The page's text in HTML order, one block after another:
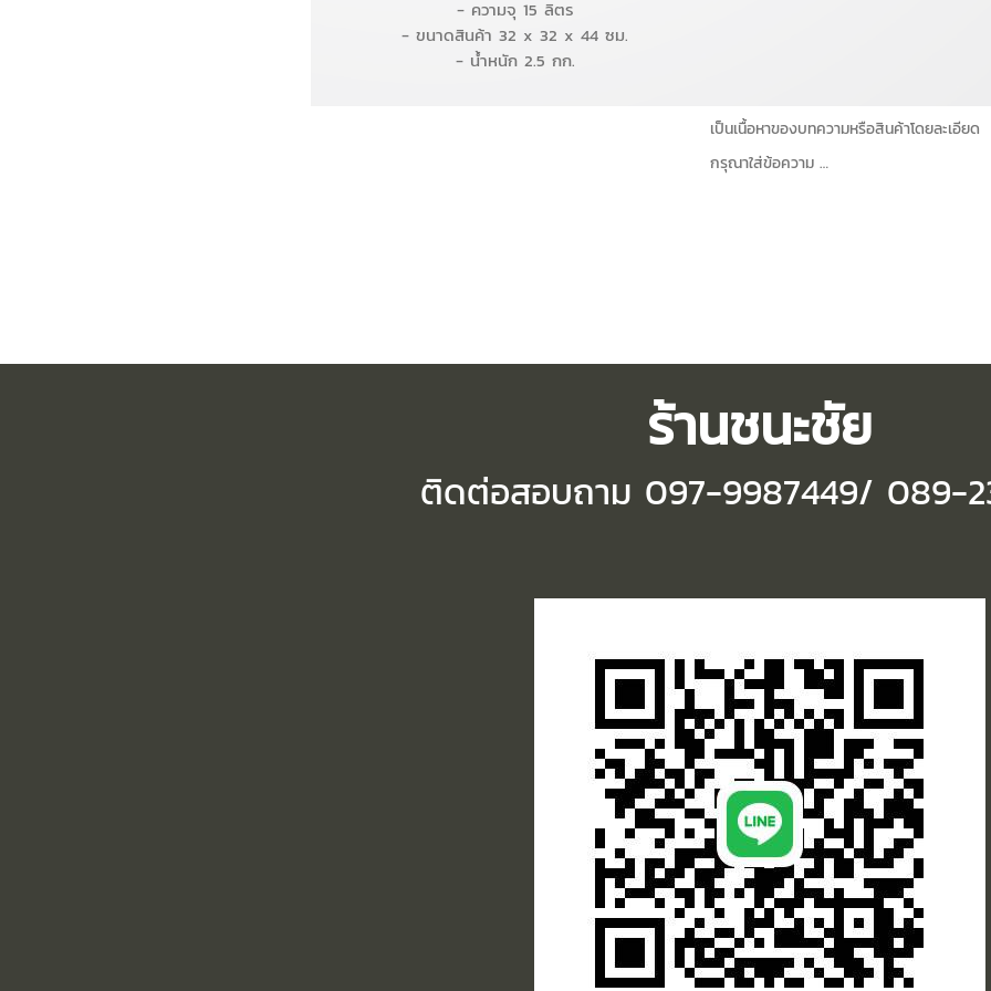
- ความจุ 15 ลิตร
- ขนาดสินค้า 32 x 32 x 44 ซม.
- น้ำหนัก 2.5 กก.
เป็นเนื้อหาของบทความหรือสินค้าโดยละเอียด
กรุณาใส่ข้อความ …
ร้านชนะชัย
ติดต่อสอบถาม 097-9987449/ 089-